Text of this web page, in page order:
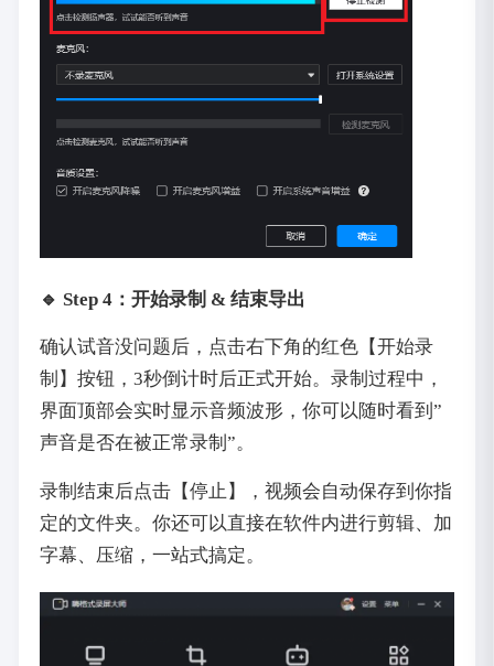
🔹 Step 4：开始录制 & 结束导出
确认试音没问题后，点击右下角的红色【开始录
制】按钮，3秒倒计时后正式开始。录制过程中，
界面顶部会实时显示音频波形，你可以随时看到”
声音是否在被正常录制”。
录制结束后点击【停止】，视频会自动保存到你指
定的文件夹。你还可以直接在软件内进行剪辑、加
字幕、压缩，一站式搞定。